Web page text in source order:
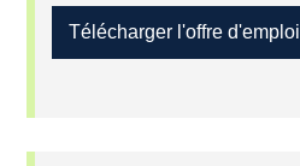
Télécharger l'offre d'emploi